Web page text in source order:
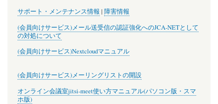
サポート・メンテナンス情報 | 障害情報
(会員向けサービス)メール送受信の認証強化へのJCA-NETとして
の対処について
(会員向けサービス)Nextcloudマニュアル
(会員向けサービス)メーリングリストの開設
オンライン会議室jitsi-meet使い方マニュアル(パソコン版・スマ
ホ版)